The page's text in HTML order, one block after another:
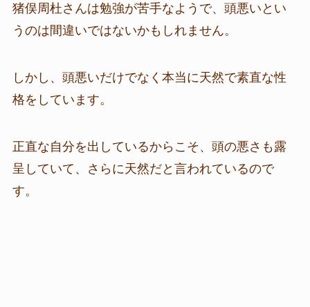
猪俣周杜さんは勉強が苦手なようで、頭悪いとい
うのは間違いではないかもしれません。
しかし、頭悪いだけでなく本当に天然で素直な性
格をしています。
正直な自分を出しているからこそ、頭の悪さも露
呈していて、さらに天然だと言われているので
す。